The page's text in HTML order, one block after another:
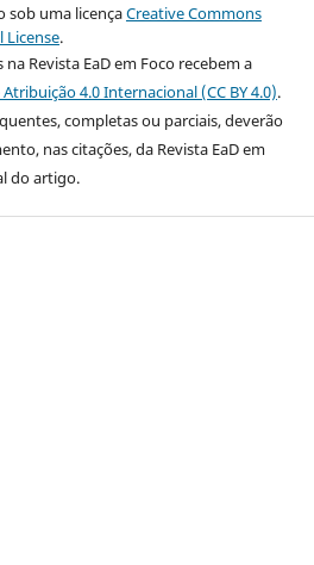
sob uma licençaCreative Commons
.
Revista EaD em Foco recebem a
4.0 Internacional (CC BY 4.0).
completas ou parciais, deverão
nas citações, da Revista EaD em
do artigo.